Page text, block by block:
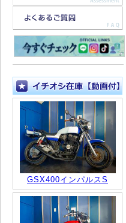
GSX400インパルスS